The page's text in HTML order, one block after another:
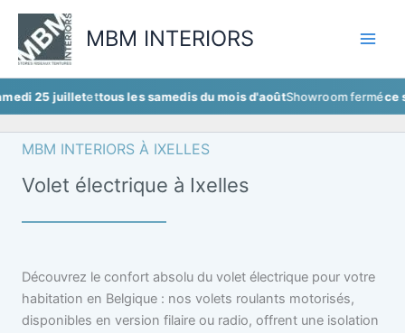
Aller
contenu
MBM INTERIORS
ettous les samedis du mois d'aoûtShowroom ferméce samedi
MBM INTERIORS À IXELLES
Volet électrique à Ixelles
Découvrez le confort absolu du volet électrique pour votre
habitation en Belgique : nos volets roulants motorisés,
disponibles en version filaire ou radio, offrent une isolation